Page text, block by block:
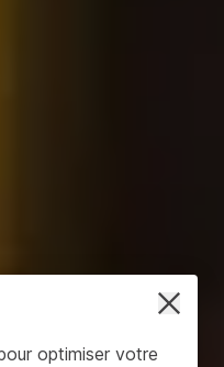
optimiser votre